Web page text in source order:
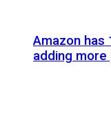
Amazon has
adding